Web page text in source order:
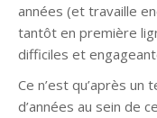
années (et travaille
tantôt en première
difficiles et
Ce n’est qu’après un
d’années au sein de